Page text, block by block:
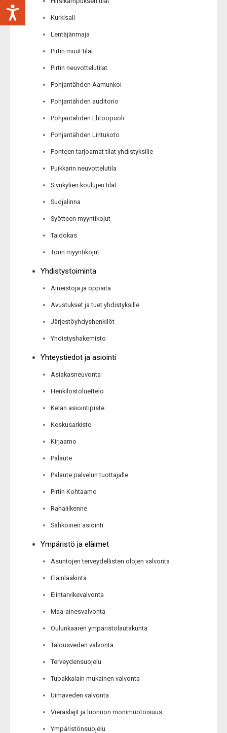
Kurkisali
Lentäjänmaja
Pirtin muut tilat
Pirtin neuvottelutilat
Pohjantähden Aamunkoi
Pohjantähden auditorio
Pohjantähden Ehtoopuoli
Pohjantähden Lintukoto
Pohteen tarjoamat tilat yhdistyksille
Puikkarin neuvottelutila
Sivukylien koulujen tilat
Suojalinna
Syötteen myyntikojut
Taidokas
Torin myyntikojut
Yhdistystoiminta
Aineistoja ja oppaita
Avustukset ja tuet yhdistyksille
Järjestöyhdyshenkilöt
Yhdistyshakemisto
Yhteystiedot ja asiointi
Asiakasneuvonta
Henkilöstöluettelo
Kelan asiointipiste
Keskusarkisto
Kirjaamo
Palaute
Palaute palvelun tuottajalle
Pirtin Kohtaamo
Rahaliikenne
Sähköinen asiointi
Ympäristö ja eläimet
Asuntojen terveydellisten olojen valvonta
Eläinlääkintä
Elintarvikevalvonta
Maa-ainesvalvonta
Oulunkaaren ympäristölautakunta
Talousveden valvonta
Terveydensuojelu
Tupakkalain mukainen valvonta
Uimaveden valvonta
Vieraslajit ja luonnon monimuotoisuus
Ympäristönsuojelu